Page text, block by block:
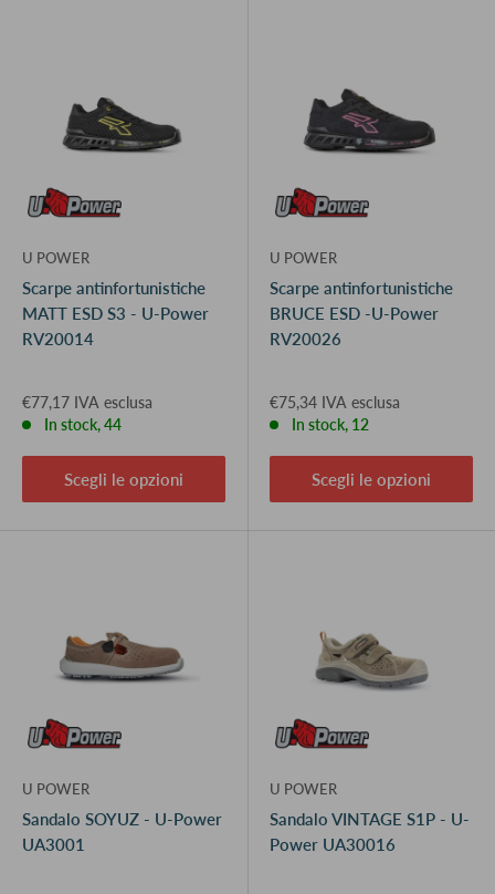
U POWER
Scarpe antinfortunistiche
MATT ESD S3 - U-Power
RV20014
€77,17 IVA esclusa
In stock, 44
Scegli le opzioni
U POWER
Scarpe antinfortunistiche
BRUCE ESD -U-Power
RV20026
€75,34 IVA esclusa
In stock, 12
Scegli le opzioni
U POWER
Sandalo SOYUZ - U-Power
UA3001
U POWER
Sandalo VINTAGE S1P - U-
Power UA30016